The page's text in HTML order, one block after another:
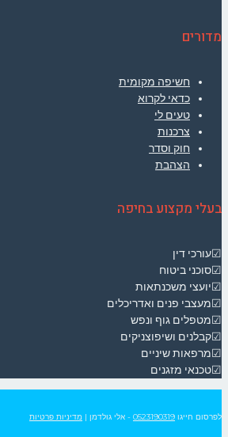
מדורים
חשיפה מקומית
כדאי לקרוא
טעים לי
צרכנות
חוק וסדר
הצהבת
בעלי מקצוע בחיפה
☑עורכי דין
☑סוכני ביטוח
☑יועצי משכנתאות
☑מעצבי פנים ואדריכלים
☑מטפלים גוף ונפש
☑קבלנים ושיפוצניקים
☑מרפאות שיניים
☑טכנאי מזגנים
לפרסום חייגו 0523190319 - אלי גולדמן | מדיניות פרטיות